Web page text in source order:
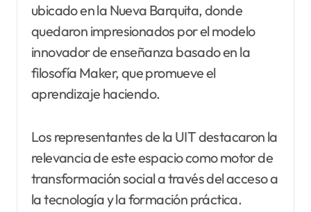
ubicado en la Nueva Barquita, donde
quedaron impresionados por el modelo
innovador de enseñanza basado en la
filosofía Maker, que promueve el
aprendizaje haciendo.
Los representantes de la UIT destacaron la
relevancia de este espacio como motor de
transformación social a través del acceso a
la tecnología y la formación práctica.